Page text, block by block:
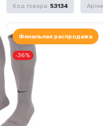
53134
Финальная распродажа
-36%